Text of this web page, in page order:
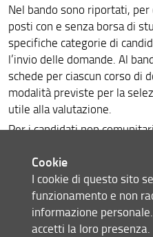
Nel bando sono riportati,
posti con e senza borsa di
specifiche categorie di
l’invio delle domande. Al
schede per ciascun corso di
modalità previste per la
utile alla valutazione.
Per i candidati non
finanziate dal Governo
europee o internazionali, e
ricerca finanziate dalla
istituzione scientifica
l’ammissione ai corsi di
Cookie
I cookie di questo sito
funzionamento e non
informazione
accetti la loro presenza.